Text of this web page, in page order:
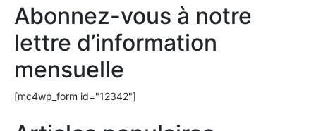
Abonnez-vous à notre
lettre d’information
mensuelle
[mc4wp_form id="12342"]